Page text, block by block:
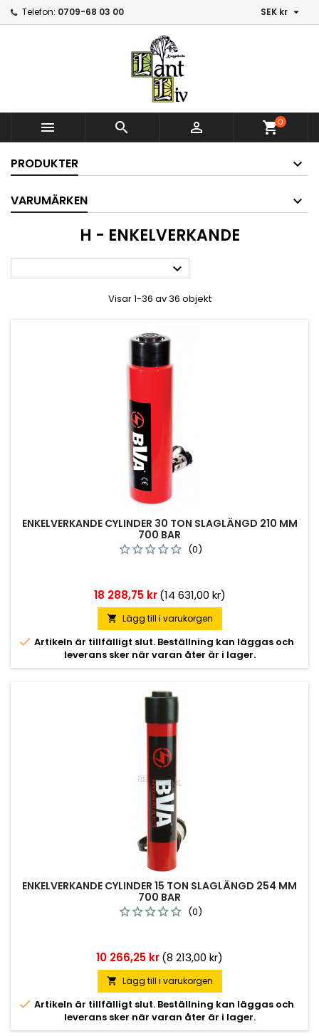
Telefon: 0709-68 03 00 SEK kr 
   shopping_cart0
PRODUKTER
VARUMÄRKEN
H - ENKELVERKANDE

Visar 1-36 av 36 objekt
ENKELVERKANDE CYLINDER 30 TON SLAGLÄNGD 210 MM
700 BAR
(0)
Pris
18 288,75 kr (14 631,00 kr)
 Lägg till i varukorgen
 Artikeln är tillfälligt slut. Beställning kan läggas och
leverans sker när varan åter är i lager.
ENKELVERKANDE CYLINDER 15 TON SLAGLÄNGD 254 MM
700 BAR
(0)
Pris
10 266,25 kr(8 213,00 kr)
 Lägg till i varukorgen
 Artikeln är tillfälligt slut. Beställning kan läggas och
leverans sker när varan åter är i lager.